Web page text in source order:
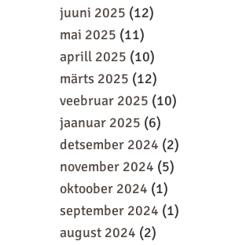
juuni 2025 (12)
mai 2025 (11)
aprill 2025 (10)
märts 2025 (12)
veebruar 2025 (10)
jaanuar 2025 (6)
detsember 2024 (2)
november 2024 (5)
oktoober 2024 (1)
september 2024 (1)
august 2024 (2)